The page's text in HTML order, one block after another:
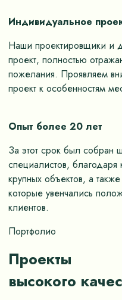
Индивидуальное
Наши проектировщики и
проект, полностью
пожелания. Проявляем
проект к особенностям
Опыт более 20 лет
За этот срок был собран
специалистов,
крупных объектов, а
которые увенчались
клиентов.
Портфолио
Проекты
высокого